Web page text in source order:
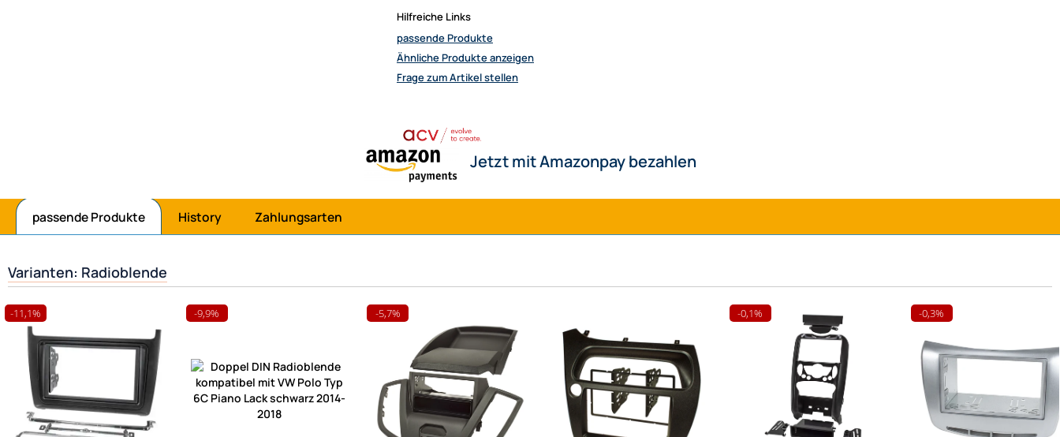
Hilfreiche Links
passende Produkte
Ähnliche Produkte anzeigen
Frage zum Artikel stellen
Jetzt mit Amazonpay bezahlen
passende Produkte History Zahlungsarten
Varianten: Radioblende
-11,1% -9,9% -5,7% -0,1% -0,3%